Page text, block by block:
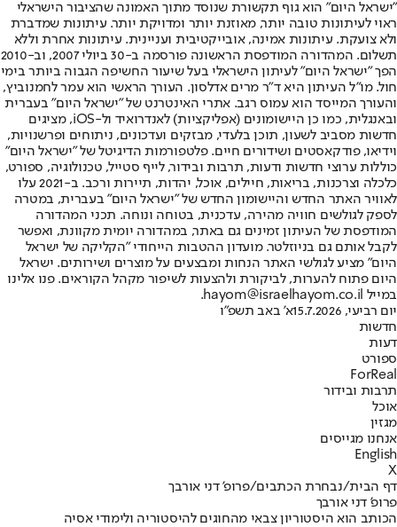
"ישראל היום" הוא גוף תקשורת שנוסד מתוך האמונה שהציבור הישראלי
ראוי לעיתונות טובה יותר, מאוזנת יותר ומדויקת יותר. עיתונות שמדברת
ולא צועקת. עיתונות אמינה, אובייקטיבית ועניינית. עיתונות אחרת וללא
תשלום. המהדורה המודפסת הראשונה פורסמה ב-30 ביולי 2007, וב-2010
הפך "ישראל היום" לעיתון הישראלי בעל שיעור החשיפה הגבוה ביותר בימי
חול. מו"ל העיתון היא ד"ר מרים אדלסון. העורך הראשי הוא עמר לחמנוביץ,
והעורך המייסד הוא עמוס רגב. אתרי האינטרנט של "ישראל היום" בעברית
ובאנגלית, כמו כן היישומונים (אפליקציות) לאנדרואיד ול-iOS, מציגים
חדשות מסביב לשעון, תוכן בלעדי, מבזקים ועדכונים, ניתוחים ופרשנויות,
וידיאו, פודקאסטים ושידורים חיים. פלטפורמות הדיגיטל של "ישראל היום"
כוללות ערוצי חדשות ודעות, תרבות ובידור, לייף סטייל, טכנולוגיה, ספורט,
כלכלה וצרכנות, בריאות, חיילים, אוכל, יהדות, תיירות ורכב. ב-2021 עלו
לאוויר האתר החדש והיישומון החדש של "ישראל היום" בעברית, במטרה
לספק לגולשים חוויה מהירה, עדכנית, בטוחה ונוחה. תכני המהדורה
המודפסת של העיתון זמינים גם באתר, במהדורה יומית מקוונת, ואפשר
לקבל אותם גם בניוזלטר. מועדון ההטבות הייחודי "הקליקה של ישראל
היום" מציע לגולשי האתר הנחות ומבצעים על מוצרים ושירותים. ישראל
היום פתוח להערות, לביקורת ולהצעות לשיפור מקהל הקוראים. פנו אלינו
במייל hayom@israelhayom.co.il.
יום רביעי, 15.7.2026
א' באב תשפ"ו
חדשות
דעות
ספורט
ForReal
תרבות ובידור
אוכל
מגזין
אנחנו מגייסים
English
X
דף הבית/נבחרת הכתבים/פרופ' דני אורבך
פרופ' דני אורבך
הכותב הוא היסטוריון צבאי מהחוגים להיסטוריה ולימודי אסיה